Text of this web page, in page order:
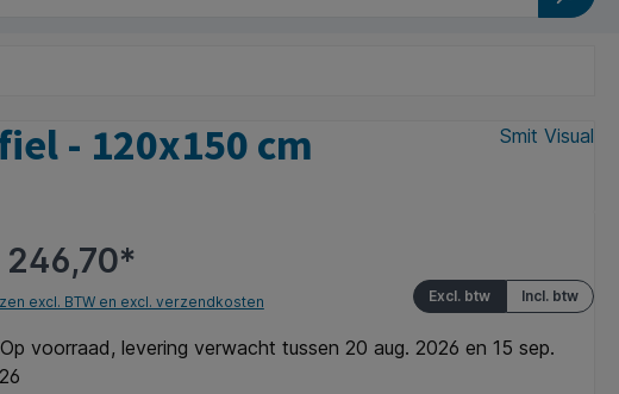
- 120x150 cm Smit Visual
Incl. btw
Excl. btw
excl. BTW en excl. verzendkosten
Op voorraad, levering verwacht tussen 20 aug. 2026 en 15 sep.